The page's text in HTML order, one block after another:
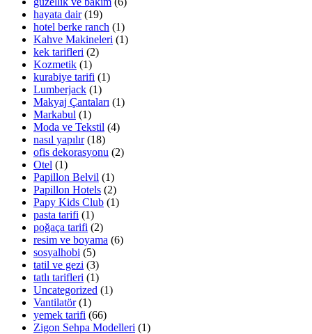
hayata dair(19)
hotel berke ranch (1)
Kahve Makineleri (1)
kek tarifleri (2)
Kozmetik (1)
kurabiye tarifi (1)
Lumberjack (1)
Makyaj Çantaları (1)
Markabul (1)
Moda ve Tekstil (4)
nasıl yapılır(18)
ofis dekorasyonu (2)
Otel (1)
Papillon Belvil (1)
Papillon Hotels (2)
Papy Kids Club (1)
pasta tarifi (1)
poğaça tarifi (2)
resim ve boyama (6)
sosyalhobi (5)
tatil ve gezi (3)
tatlı tarifleri (1)
Uncategorized (1)
Vantilatör(1)
yemek tarifi (66)
Zigon Sehpa Modelleri (1)